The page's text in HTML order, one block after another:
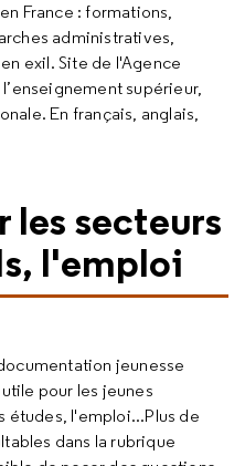
France : formations,
administratives,
exil. Site de l'Agence
supérieur,
En français, anglais,
les secteurs
l'emploi
jeunesse
pour les jeunes
études, l'emploi...Plus de
dans la rubrique